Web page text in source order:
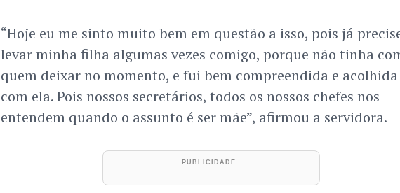
“Hoje eu me sinto muito bem em questão a isso, pois já
levar minha filha algumas vezes comigo, porque não tinha
quem deixar no momento, e fui bem compreendida e acolhida
com ela. Pois nossos secretários, todos os nossos chefes nos
entendem quando o assunto é ser mãe”, afirmou a servidora.